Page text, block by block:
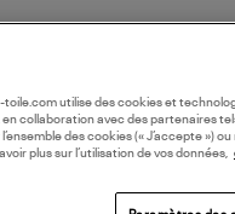
toile.com utilise des cookies et
en collaboration avec des partenaires
des cookies (« J’accepte »)
plus sur l’utilisation de vos données,